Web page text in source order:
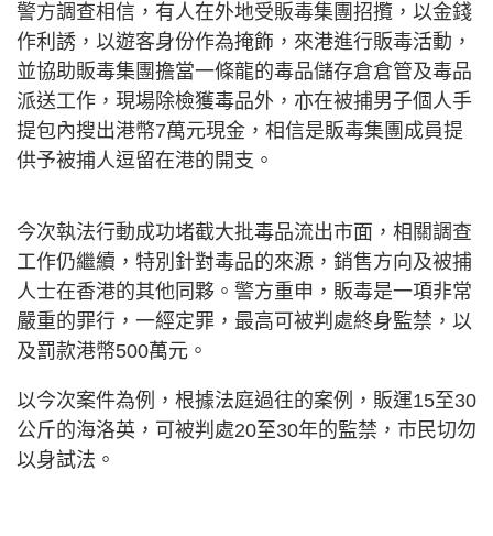
警方調查相信，有人在外地受販毒集團招攬，以金錢
作利誘，以遊客身份作為掩飾，來港進行販毒活動，
並協助販毒集團擔當一條龍的毒品儲存倉倉管及毒品
派送工作，現場除檢獲毒品外，亦在被捕男子個人手
提包內搜出港幣7萬元現金，相信是販毒集團成員提
供予被捕人逗留在港的開支。
今次執法行動成功堵截大批毒品流出市面，相關調查
工作仍繼續，特別針對毒品的來源，銷售方向及被捕
人士在香港的其他同夥。警方重申，販毒是一項非常
嚴重的罪行，一經定罪，最高可被判處終身監禁，以
及罰款港幣500萬元。
以今次案件為例，根據法庭過往的案例，販運15至30
公斤的海洛英，可被判處20至30年的監禁，市民切勿
以身試法。